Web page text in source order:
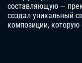
составляющую —
создал уникальный
композиции,